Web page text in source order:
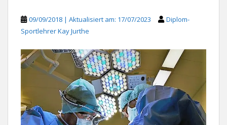
09/09/2018 17/07/2023
Diplom-
Sportlehrer Kay Jurthe